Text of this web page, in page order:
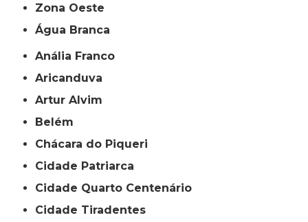
Zona Oeste
Água Branca
Anália Franco
Aricanduva
Artur Alvim
Belém
Chácara do Piqueri
Cidade Patriarca
Cidade Quarto Centenário
Cidade Tiradentes